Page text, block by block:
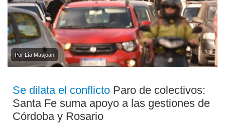
Por Lía Masjoan
Se dilata el conflicto Paro de colectivos:
Santa Fe suma apoyo a las gestiones de
Córdoba y Rosario